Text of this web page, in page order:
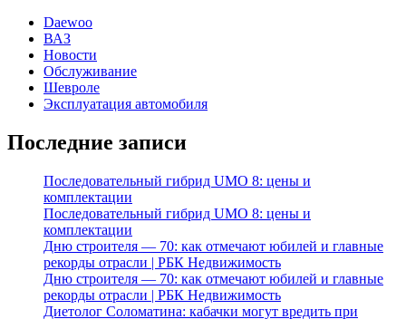
Daewoo
ВАЗ
Новости
Обслуживание
Шевроле
Эксплуатация автомобиля
Последние записи
Последовательный гибрид UMO 8: цены и
комплектации
Последовательный гибрид UMO 8: цены и
комплектации
Дню строителя — 70: как отмечают юбилей и главные
рекорды отрасли | РБК Недвижимость
Дню строителя — 70: как отмечают юбилей и главные
рекорды отрасли | РБК Недвижимость
Диетолог Соломатина: кабачки могут вредить при